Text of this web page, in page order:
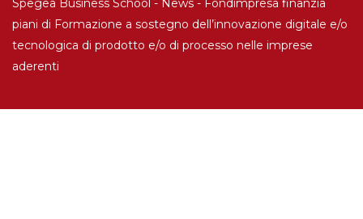
Spegea Business School - News - Fondimpresa finanzia
piani di Formazione a sostegno dell’innovazione digitale e/o
tecnologica di prodotto e/o di processo nelle imprese
aderenti